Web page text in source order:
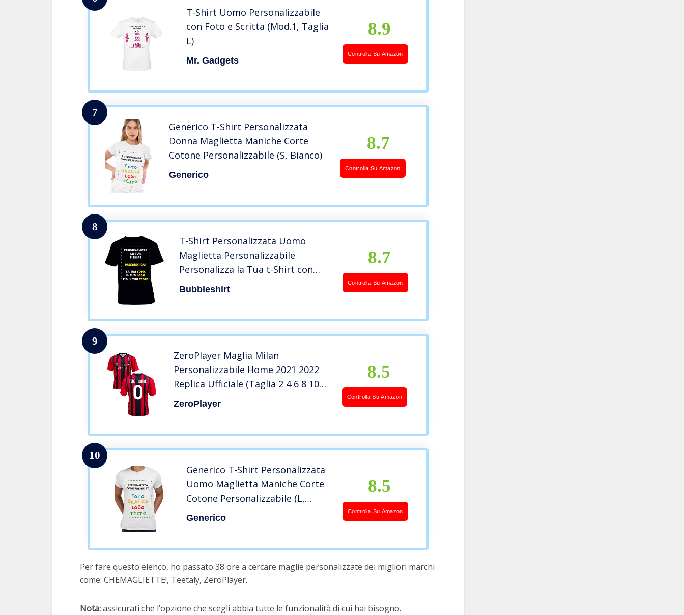
T-Shirt Uomo Personalizzabile
con Foto e Scritta (Mod.1, Taglia
L)
Mr. Gadgets
8.9
Controlla Su Amazon
7
Generico T-Shirt Personalizzata
Donna Maglietta Maniche Corte
Cotone Personalizzabile (S, Bianco)
Generico
8.7
Controlla Su Amazon
8
T-Shirt Personalizzata Uomo
Maglietta Personalizzabile
Personalizza la Tua t-Shirt con
Foto, Logo e/o Testo
Bubbleshirt
8.7
Controlla Su Amazon
9
ZeroPlayer Maglia Milan
Personalizzabile Home 2021 2022
Replica Ufficiale (Taglia 2 4 6 8 10
12 Anni Bambino Ragazzo) (Taglia S
M L XL XXL Adulto) Rosso, Nero,
ZeroPlayer
8.5
Controlla Su Amazon
10
Generico T-Shirt Personalizzata
Uomo Maglietta Maniche Corte
Cotone Personalizzabile (L,
Bianco)
Generico
8.5
Controlla Su Amazon
Per fare questo elenco, ho passato 38 ore a cercare maglie personalizzate dei migliori marchi
come: CHEMAGLIETTE!, Teetaly, ZeroPlayer.
Nota:assicurati che l’opzione che scegli abbia tutte le funzionalità di cui hai bisogno.